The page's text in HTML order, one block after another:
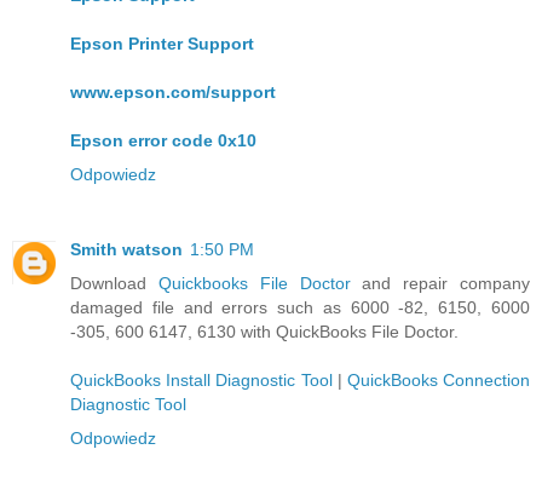
Epson Printer Support
www.epson.com/support
Epson error code 0x10
Odpowiedz
Smith watson 1:50 PM
Download Quickbooks File Doctorand repair company
damaged file and errors such as 6000 -82, 6150, 6000
-305, 600 6147, 6130 with QuickBooks File Doctor.
QuickBooks Install Diagnostic Tool| QuickBooks Connection
Diagnostic Tool
Odpowiedz